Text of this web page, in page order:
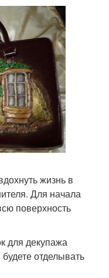
жизнь в
Для начала
поверхность
для декупажа
отделывать